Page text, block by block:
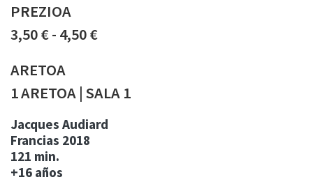
PREZIOA
3,50 € - 4,50 €
ARETOA
1 ARETOA | SALA 1
Jacques Audiard
Francias 2018
121 min.
+16 años